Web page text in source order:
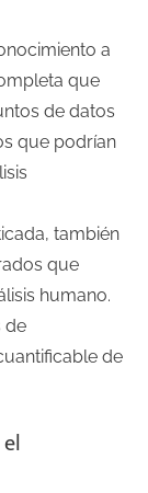
a
que
de datos
que podrían
también
que
humano.
de
de